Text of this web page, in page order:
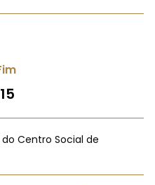
Centro Social de